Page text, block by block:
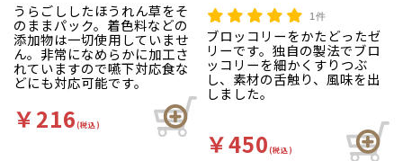
うらごししたほうれん草をそ
のままパック。着色料などの
添加物は一切使用していませ
ん。非常になめらかに加工さ
れていますので嚥下対応食な
どにも対応可能です。
￥216(税込)
1件
ブロッコリーをかたどったゼ
リーです。独自の製法でブロ
ッコリーを細かくすりつぶ
し、素材の舌触り、風味を出
しました。
￥450(税込)